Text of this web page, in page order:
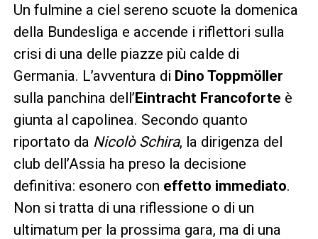
Un fulmine a ciel sereno scuote la domenica
della Bundesliga e accende i riflettori sulla
crisi di una delle piazze più calde di
Germania. L’avventura di Dino Toppmöller
sulla panchina dell’Eintracht Francoforte è
giunta al capolinea. Secondo quanto
riportato da Nicolò Schira, la dirigenza del
club dell’Assia ha preso la decisione
definitiva: esonero con effetto immediato.
Non si tratta di una riflessione o di un
ultimatum per la prossima gara, ma di una